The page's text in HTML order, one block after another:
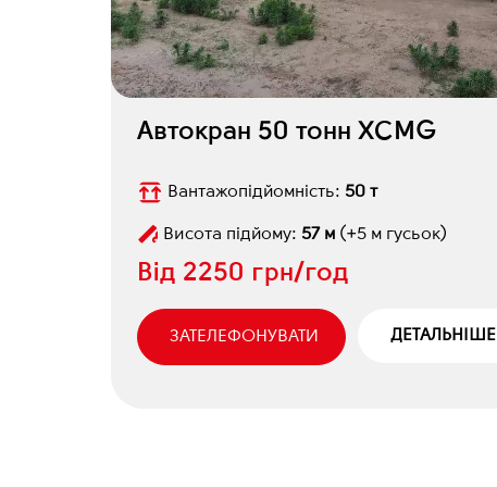
Автокран 50 тонн XCMG
Вантажопідйомність: 50 т
Висота підйому: 57 м (+5 м гусьок)
Від 2250 грн/год
ЗАТЕЛЕФОНУВАТИ ДЕТАЛЬНІШЕ